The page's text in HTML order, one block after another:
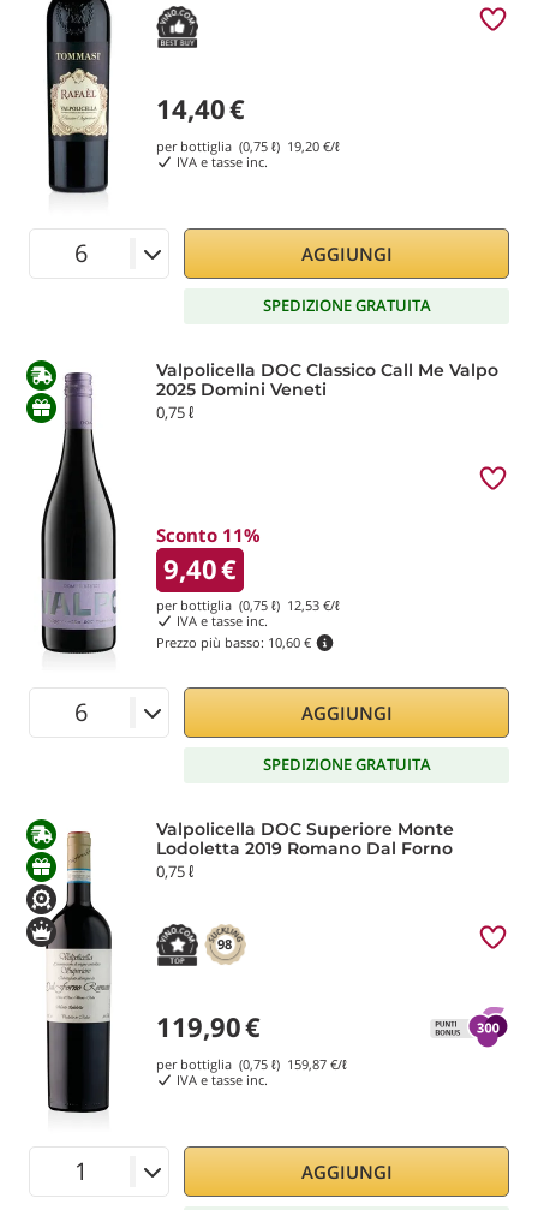
14,40€
per bottiglia (0,75 ℓ) 19,20 €/ℓ
IVA e tasse inc.
AGGIUNGI
SPEDIZIONE GRATUITA
Valpolicella DOC Classico Call Me Valpo
2025 Domini Veneti
0,75 ℓ
Sconto 11%
9,40€
per bottiglia (0,75 ℓ) 12,53 €/ℓ
IVA e tasse inc.
Prezzo più basso: 10,60 €
AGGIUNGI
SPEDIZIONE GRATUITA
Valpolicella DOC Superiore Monte
Lodoletta 2019 Romano Dal Forno
0,75 ℓ
98
119,90€
per bottiglia (0,75 ℓ) 159,87 €/ℓ
IVA e tasse inc.
AGGIUNGI